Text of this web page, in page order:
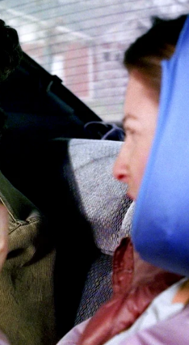
WhatsappFacebook
X
a sus hijos, Suey
vacaciones de
de sus muelas
hijo viviendo en
normas con